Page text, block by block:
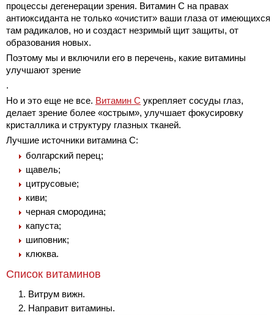
процессы дегенерации зрения. Витамин С на правах
антиоксиданта не только «очистит» ваши глаза от имеющихся
там радикалов, но и создаст незримый щит защиты, от
образования новых.
Поэтому мы и включили его в перечень, какие витамины
улучшают зрение
.
Но и это еще не все. Витамин С укрепляет сосуды глаз,
делает зрение более «острым», улучшает фокусировку
кристаллика и структуру глазных тканей.
Лучшие источники витамина С:
болгарский перец;
щавель;
цитрусовые;
киви;
черная смородина;
капуста;
шиповник;
клюква.
Список витаминов
Витрум вижн.
Направит витамины.